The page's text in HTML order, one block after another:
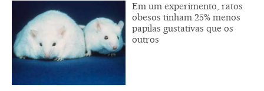
Em um experimento, ratos
obesos tinham 25% menos
papilas gustativas que os
outros